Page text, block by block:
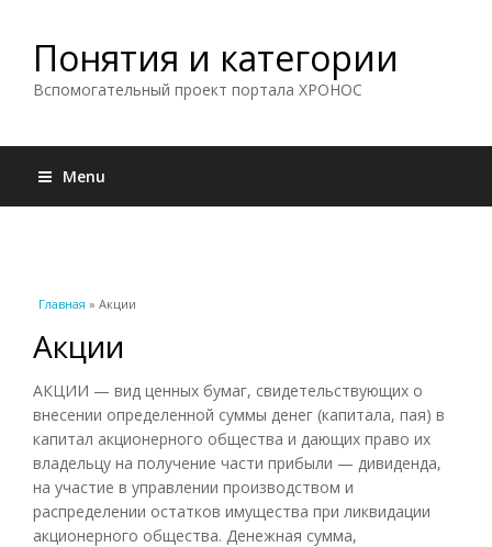
Понятия и категории
Вспомогательный проект портала ХРОНОС
Menu
Вы здесь
Главная » Акции
Акции
АКЦИИ — вид ценных бумаг, свидетельствующих о
внесении определенной суммы денег (капитала, пая) в
капитал акционерного общества и дающих право их
владельцу на получение части прибыли — дивиденда,
на участие в управлении производством и
распределении остатков имущества при ликвидации
акционерного общества. Денежная сумма,